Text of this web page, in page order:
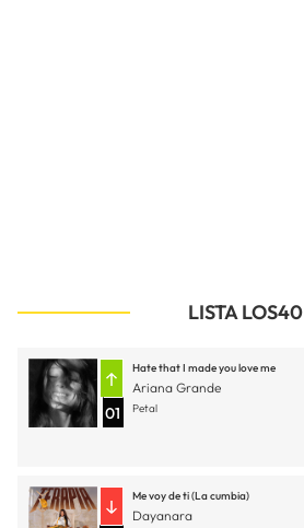
LISTA LOS40
01
Hate that I made you love me
Ariana Grande
Petal
Me voy de ti (La cumbia)
Dayanara